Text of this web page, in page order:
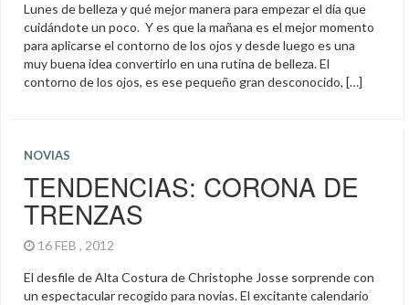
Lunes de belleza y qué mejor manera para empezar el día que
cuidándote un poco. Y es que la mañana es el mejor momento
para aplicarse el contorno de los ojos y desde luego es una
muy buena idea convertirlo en una rutina de belleza. El
contorno de los ojos, es ese pequeño gran desconocido, […]
NOVIAS
TENDENCIAS: CORONA DE
TRENZAS
16 FEB , 2012
El desfile de Alta Costura de Christophe Josse sorprende con
un espectacular recogido para novias. El excitante calendario